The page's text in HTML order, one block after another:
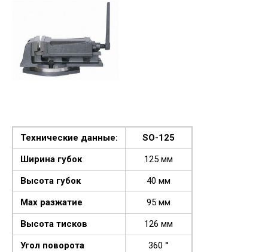
Технические данные:
SO-125
Ширина губок
125 мм
Высота губок
40 мм
Max разжатие
95 мм
Высота тисков
126 мм
Угол поворота
360 °